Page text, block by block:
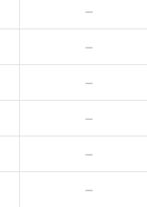
－
－
－
－
－
－